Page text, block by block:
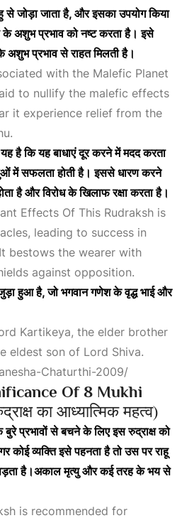
सेजोड़ाजाताहै, औरइसकाउपयोगकिया
केअशुभप्रभावकोनष्टकरताहै।इसे
अशुभप्रभावसेराहतमिलतीहै।
with the Malefic Planet
to nullify the malefic effects
it experience relief from the
.
यहहैकियहबाधाएंदूरकरनेमेंमददकरता
मेंसफलताहोतीहै।इससेधारणकरने
हैऔरविरोधकेखिलाफरक्षाकरताहै।
Effects Of This Rudraksh is
leading to success in
bestows the wearer with
against opposition.
हुआहै,जोभगवानगणेशकेवृद्धभाईऔर
Kartikeya, the elder brother
eldest son of Lord Shiva.
Chaturthi-2009/
Of 8 Mukhi
का आध्यात्मिक महत्व)
बुरेप्रभावोंसेबचनेकेलिएइसरुद्राक्षको
कोईव्यक्तिइसेपहनताहैतोउसपरराहू
है।अकालमृत्युऔरकईतरहकेभयसे
is recommended for